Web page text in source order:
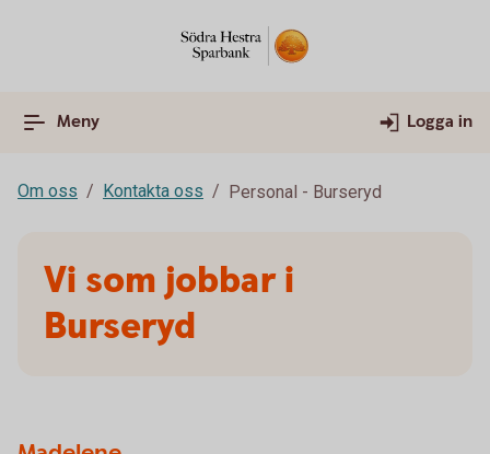
Meny Logga in
Om oss Kontakta oss Personal - Burseryd
Vi som jobbar i
Burseryd